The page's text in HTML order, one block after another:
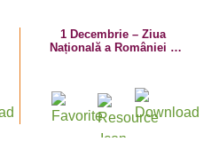
1 Decembrie – Ziua
Națională a României –